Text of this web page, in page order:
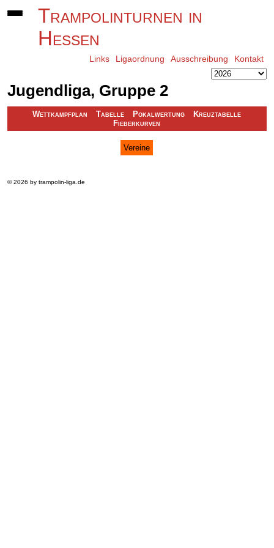
Trampolinturnen in
Hessen
Links Ligaordnung Ausschreibung Kontakt
Jugendliga, Gruppe 2
Wettkampfplan Tabelle Pokalwertung
Kreuztabelle
Fieberkurven
Vereine
© 2026 by trampolin-liga.de